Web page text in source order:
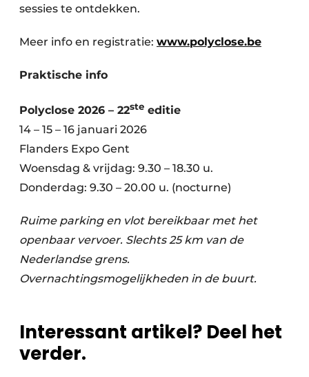
sessies te ontdekken.
Meer info en registratie: www.polyclose.be
Praktische info
Polyclose 2026 – 22ste editie
14 – 15 – 16 januari 2026
Flanders Expo Gent
Woensdag & vrijdag: 9.30 – 18.30 u.
Donderdag: 9.30 – 20.00 u. (nocturne)
Ruime parking en vlot bereikbaar met het
openbaar vervoer. Slechts 25 km van de
Nederlandse grens.
Overnachtingsmogelijkheden in de buurt.
Interessant artikel? Deel het
verder.